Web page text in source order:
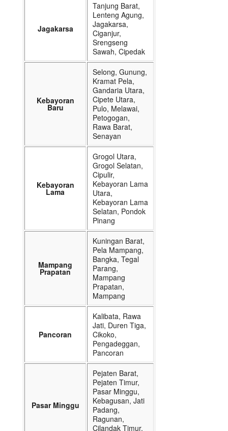
Jagakarsa
Tanjung Barat,
Lenteng Agung,
Jagakarsa,
Ciganjur,
Srengseng
Sawah, Cipedak
Kebayoran
Baru
Selong, Gunung,
Kramat Pela,
Gandaria Utara,
Cipete Utara,
Pulo, Melawai,
Petogogan,
Rawa Barat,
Senayan
Kebayoran
Lama
Grogol Utara,
Grogol Selatan,
Cipulir,
Kebayoran Lama
Utara,
Kebayoran Lama
Selatan, Pondok
Pinang
Mampang
Prapatan
Kuningan Barat,
Pela Mampang,
Bangka, Tegal
Parang,
Mampang
Prapatan,
Mampang
Pancoran
Kalibata, Rawa
Jati, Duren Tiga,
Cikoko,
Pengadeggan,
Pancoran
Pasar Minggu
Pejaten Barat,
Pejaten Timur,
Pasar Minggu,
Kebagusan, Jati
Padang,
Ragunan,
Cilandak Timur,